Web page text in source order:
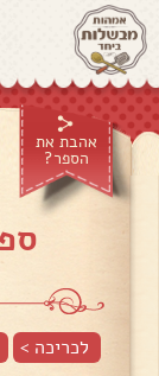
אהבת את
הספר?
לכריכה >